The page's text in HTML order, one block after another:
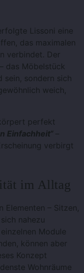
Lissoni eine
das maximalen
verbindet. Der
das Möbelstück
sein, sondern sich
weich,
perfekt
Einfachheit“
verbirgt
im Alltag
Elementen – Sitzen,
nahezu
Module
können aber
Konzept
Wohnräume